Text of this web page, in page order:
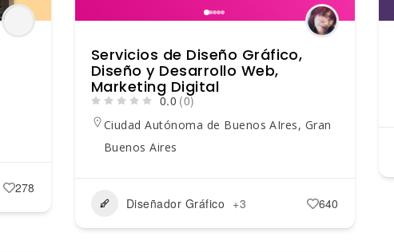
278
Servicios de Diseño Gráfico,
Diseño y Desarrollo Web,
Marketing Digital
0.0 (0)
Ciudad Autónoma de Buenos AIres, Gran
Buenos Aires
Diseñador Gráfico +3 640